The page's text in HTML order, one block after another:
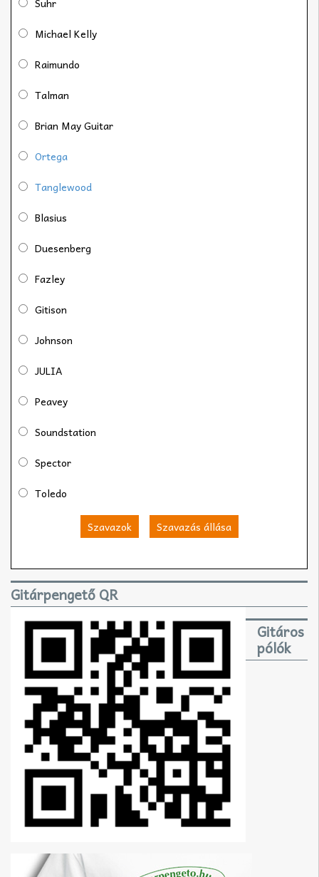
Michael Kelly
Raimundo
Talman
Brian May Guitar
Ortega
Tanglewood
Blasius
Duesenberg
Fazley
Gitison
Johnson
JULIA
Peavey
Soundstation
Spector
Toledo
Szavazok Szavazás állása
Gitárpengető QR
Gitáros
pólók